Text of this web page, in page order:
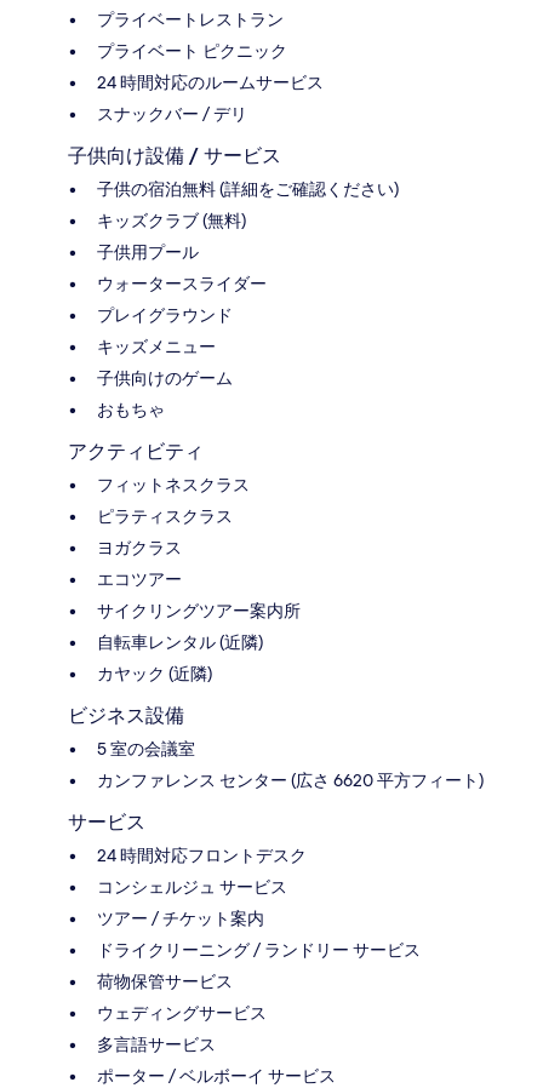
プライベートレストラン
プライベート ピクニック
24 時間対応のルームサービス
スナックバー / デリ
子供向け設備 / サービス
子供の宿泊無料 (詳細をご確認ください)
キッズクラブ (無料)
子供用プール
ウォータースライダー
プレイグラウンド
キッズメニュー
子供向けのゲーム
おもちゃ
アクティビティ
フィットネスクラス
ピラティスクラス
ヨガクラス
エコツアー
サイクリングツアー案内所
自転車レンタル (近隣)
カヤック (近隣)
ビジネス設備
5 室の会議室
カンファレンス センター (広さ 6620 平方フィート)
サービス
24 時間対応フロントデスク
コンシェルジュ サービス
ツアー / チケット案内
ドライクリーニング / ランドリー サービス
荷物保管サービス
ウェディングサービス
多言語サービス
ポーター / ベルボーイ サービス